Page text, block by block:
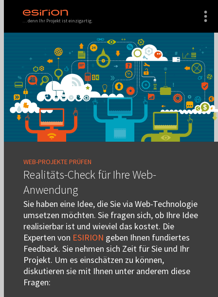
ESIRION
… denn Ihr Projekt ist einzigartig.
WEB-PROJEKTE PRÜFEN
Realitäts-Check für Ihre Web-
Anwendung
Sie haben eine Idee, die Sie via Web-Technologie
umsetzen möchten. Sie fragen sich, ob Ihre Idee
realisierbar ist und wieviel das kostet. Die
Experten von ESIRION geben Ihnen fundiertes
Feedback. Sie nehmen sich Zeit für Sie und Ihr
Projekt. Um es einschätzen zu können,
diskutieren sie mit Ihnen unter anderem diese
Fragen: